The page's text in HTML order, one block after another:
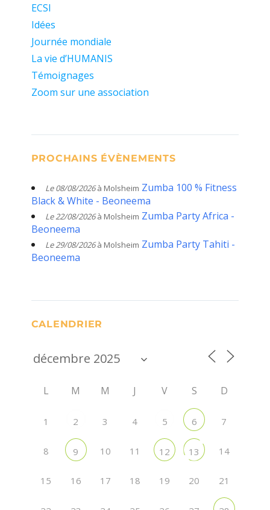
ECSI
Idées
Journée mondiale
La vie d’HUMANIS
Témoignages
Zoom sur une association
PROCHAINS ÉVÈNEMENTS
Le 08/08/2026à Molsheim Zumba 100 % Fitness
Black & White - Beoneema
Le 22/08/2026à Molsheim Zumba Party Africa -
Beoneema
Le 29/08/2026à Molsheim Zumba Party Tahiti -
Beoneema
CALENDRIER
L M M J V S D
1 2 3 4 5 6 7
8 9 10 11 12 13 14
15 16 17 18 19 20 21